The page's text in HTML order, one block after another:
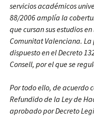
servicios académicos
88/2006 amplía la
que cursan sus estudios
Comunitat Valenciana.
dispuesto en el Decreto
Consell, por el que se
Por todo ello, de acuerdo
Refundido de la Ley de
aprobado por Decreto